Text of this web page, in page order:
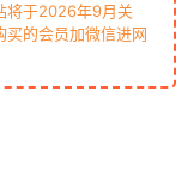
将于2026年9月关
买的会员加微信进网